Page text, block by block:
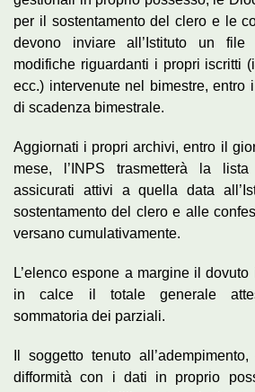
per il sostentamento del clero e le
devono inviare all’Istituto un file
modifiche riguardanti i propri iscritti
ecc.) intervenute nel bimestre, entro
di scadenza bimestrale.
Aggiornati i propri archivi, entro il
mese, l’INPS trasmetterà la
assicurati attivi a quella data
sostentamento del clero e alle
versano cumulativamente.
L’elenco espone a margine il
in calce il totale generale
sommatoria dei parziali.
Il soggetto tenuto
difformità con i dati in proprio